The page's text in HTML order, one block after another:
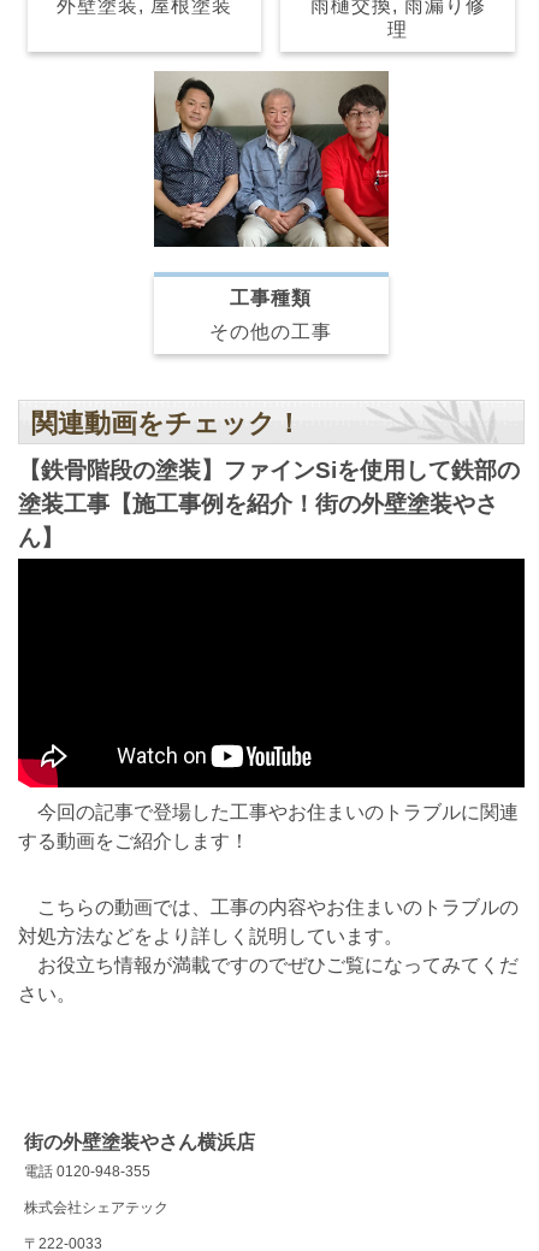
外壁塗装, 屋根塗装
雨樋交換, 雨漏り修
理
工事種類
その他の工事
関連動画をチェック！
【鉄骨階段の塗装】ファインSiを使用して鉄部の
塗装工事【施工事例を紹介！街の外壁塗装やさ
ん】
今回の記事で登場した工事やお住まいのトラブルに関連
する動画をご紹介します！
こちらの動画では、工事の内容やお住まいのトラブルの
対処方法などをより詳しく説明しています。
お役立ち情報が満載ですのでぜひご覧になってみてくだ
さい。
街の外壁塗装やさん横浜店
電話 0120-948-355
株式会社シェアテック
〒222-0033